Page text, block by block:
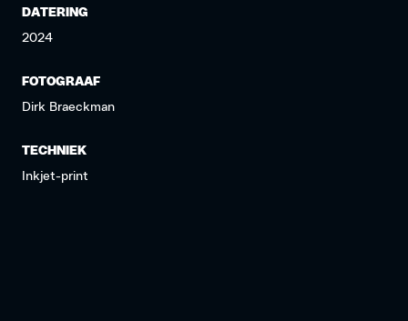
DATERING
2024
FOTOGRAAF
Dirk Braeckman
TECHNIEK
Inkjet-print